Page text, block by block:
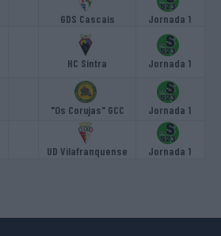
GDS Cascais Jornada 1
HC Sintra Jornada 1
"Os Corujas" GCC Jornada 1
UD Vilafranquense Jornada 1